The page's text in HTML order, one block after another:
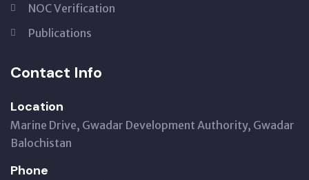
NOC Verification
Publications
Contact Info
Location
Marine Drive, Gwadar Development Authority, Gwadar
Balochistan
Phone